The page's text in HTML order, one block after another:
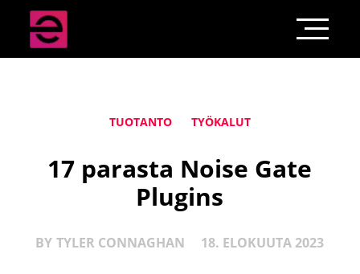
TUOTANTO TYÖKALUT
17 parasta Noise Gate
Plugins
BY TYLER CONNAGHAN 18. ELOKUUTA 2023